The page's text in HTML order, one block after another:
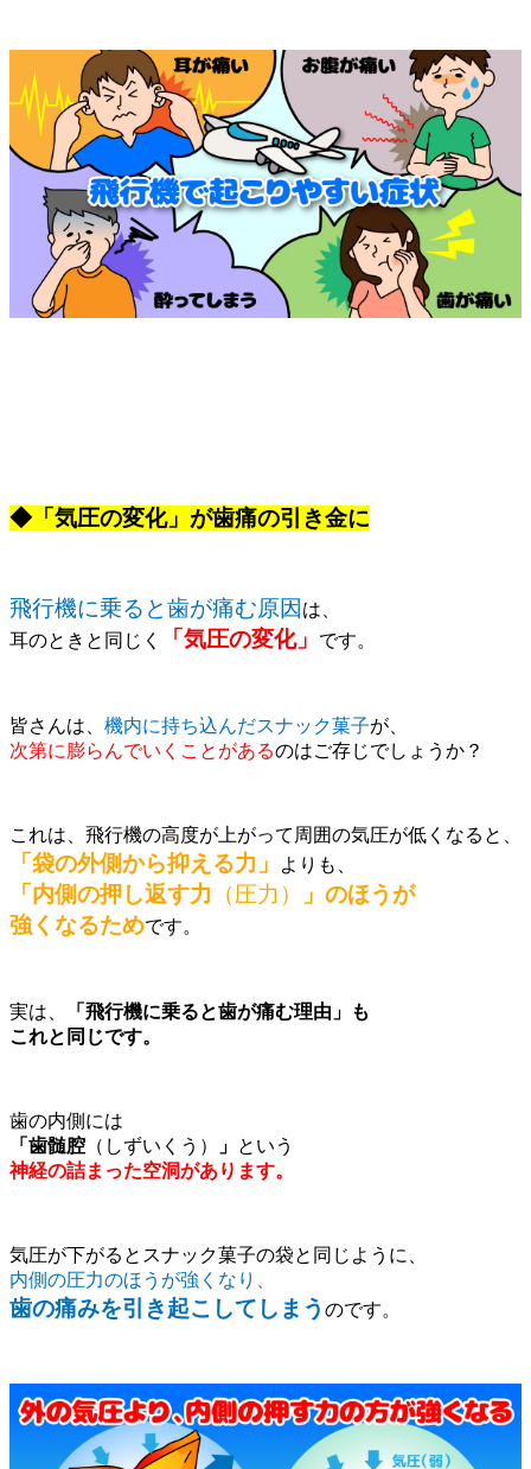
◆「気圧の変化」が歯痛の引き金に
飛行機に乗ると歯が痛む原因 は、
耳のときと同じく
「気圧の変化」 です。
皆さんは、 機内に持ち込んだスナック菓子が、
次第に膨らんでいくことがあるのはご存じでしょうか？
これは、飛行機の高度が上がって周囲の気圧が低くなると、
「袋の外側から抑える力」 よりも、
「内側の押し返す力 （圧力）
」のほうが
強くなるためです。
実は、
「飛行機に乗ると歯が痛む理由」も
これと同じです。
歯の内側には
「歯髄腔 （しずいくう） 」 という
神経の詰まった空洞があります。
気圧が下がるとスナック菓子の袋と同じように、
内側の圧力のほうが強くなり、
歯の痛みを引き起こしてしまう のです。